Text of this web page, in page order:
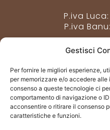
Gestisci
Per fornire le migliori esperienze,
per memorizzare e/o accedere
consenso a queste tecnologie ci
comportamento di navigazione o
acconsentire o ritirare il consenso
caratteristiche e funzioni.
P.iva Luca:
P.iva Banu:
Stra. Lagnasco, 4
+39